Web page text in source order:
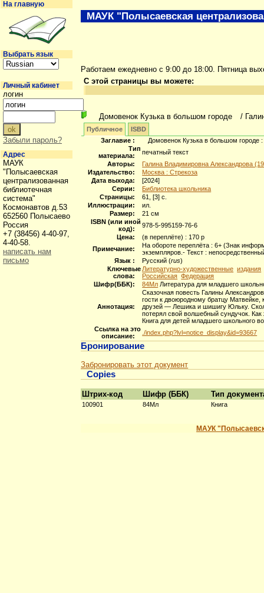
Работаем ежедневно с 9:00 до 18:00. Пятница
С этой страницы вы можете:
Домовенок Кузька в большом городе /
Публичное
ISBD
Заглавие :
Домовенок Кузька в большом городе
Тип
материала:
печатный текст
Авторы:
Галина Владимировна Александрова
Издательство:
Москва : Стрекоза
Дата выхода:
[2024]
Серии:
Библиотека школьника
Страницы:
61, [3] с.
Иллюстрации:
ил.
Размер:
21 см
ISBN (или иной
код):
978-5-995159-76-6
Цена:
(в переплёте) : 170 р
Примечание:
На обороте переплёта : 6+ (Знак
экземпляров.- Текст :
Язык :
Русский (rus)
Ключевые
слова:
Литературно-художественные издания
Российская Федерация
Шифр(ББК):
84Мл Литература для младшего
Аннотация:
Сказочная повесть Галины
гости к двоюродному братцу Матвейке,
друзей — Лешика и шишигу Юльку.
потерял свой волшебный сундучок. Как
Книга для детей младшего школьного
Ссылка на это
описание:
./index.php?lvl=notice_display&id=93667
Бронирование
Забронировать этот документ
Copies
Штрих-код Шифр (ББК) Тип
100901 84Мл Книга
МАУК
МАУК "Полысаевская
На главную
Выбрать язык
Личный кабинет
логин
Забыли пароль?
Адрес
МАУК
"Полысаевская
централизованная
библиотечная
система"
Космонавтов д.53
652560 Полысаево
Россия
+7 (38456) 4-40-97,
4-40-58.
написать нам
письмо